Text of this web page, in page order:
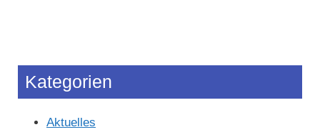
Kategorien
Aktuelles